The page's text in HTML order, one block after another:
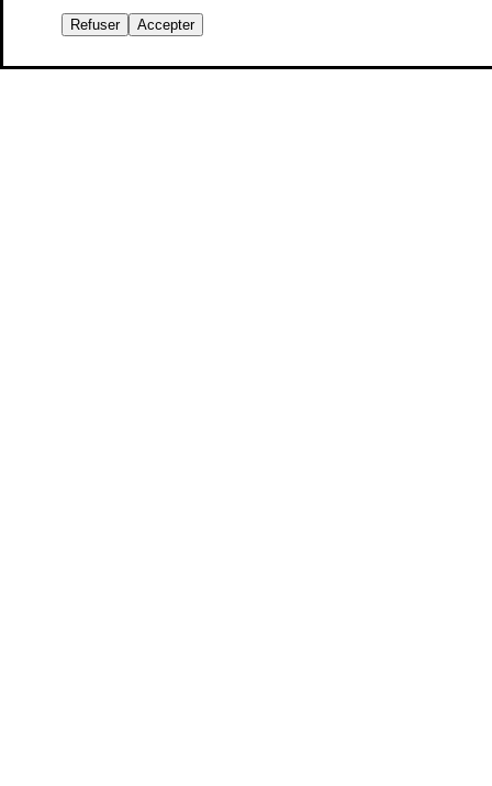
Refuser Accepter